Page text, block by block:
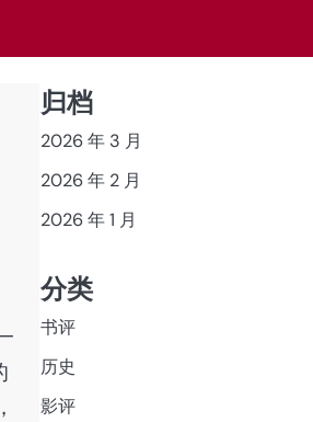
归档
2026 年 3 月
2026 年 2 月
2026 年 1 月
分类
书评
历史
影评